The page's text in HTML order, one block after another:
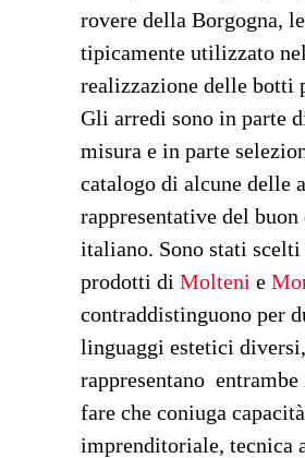
rovere della Borgogna,
tipicamente utilizzato
realizzazione delle botti
Gli arredi sono in parte
misura e in parte
catalogo di alcune delle
rappresentative del buon
italiano. Sono stati
prodotti di Molteni e
contraddistinguono per
linguaggi estetici
rappresentano entrambe
fare che coniuga capacità
imprenditoriale, tecnica